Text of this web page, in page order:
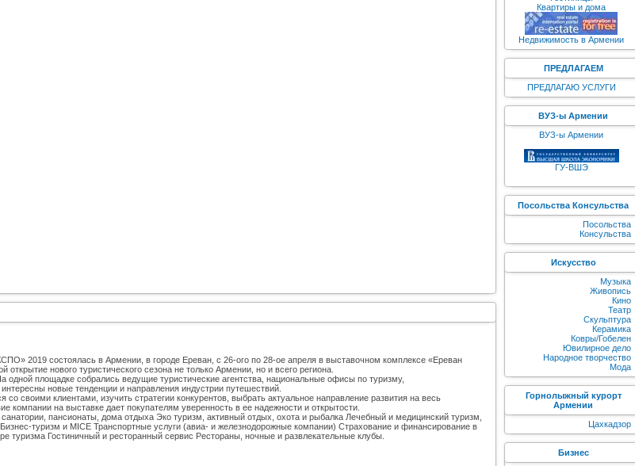
2019 состоялась в Армении, в городе Ереван, с 26-ого по 28-ое апреля в выставочном комплексе «Ереван
открытие нового туристического сезона не только Армении, но и всего региона.
площадке собрались ведущие туристические агентства, национальные офисы по туризму,
новые тенденции и направления индустрии путешествий.
своими клиентами, изучить стратегии конкурентов, выбрать актуальное направление развития на весь
компании на выставке дает покупателям уверенность в ее надежности и открытости.
пансионаты, дома отдыха Эко туризм, активный отдых, охота и рыбалка Лечебный и медицинский туризм,
туризм и MICE Транспортные услуги (авиа- и железнодорожные компании) Страхование и финансирование в
туризма Гостиничный и ресторанный сервис Рестораны, ночные и развлекательные клубы.
Квартиры и дома
Недвижимость в Армении
ПРЕДЛАГАЕМ
ПРЕДЛАГАЮ УСЛУГИ
ВУЗ-ы Армении
ВУЗ-ы Армении
ГУ-ВШЭ
Посольства Консульства
Посольства
Консульства
Искусство
Музыка
Живопись
Кино
Театр
Скульптура
Керамика
Ковры/Гобелен
Ювилирное дело
Народное творчество
Мода
Горнолыжный курорт
Армении
Цахкадзор
Бизнес